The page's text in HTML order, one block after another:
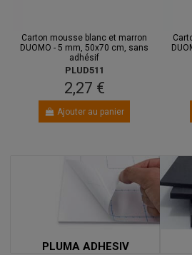
Carton mousse blanc et marron
DUOMO - 5 mm, 50x70 cm, sans
adhésif
PLUD511
2,27 €
Ajouter au panier
PLUMA ADHESIV